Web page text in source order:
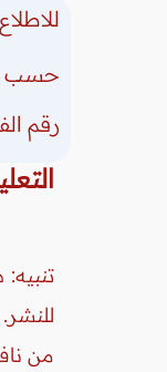
حسب
رقم
من